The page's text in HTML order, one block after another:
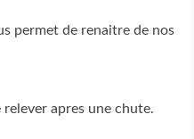
permet de renaitre de nos
relever apres une chute.